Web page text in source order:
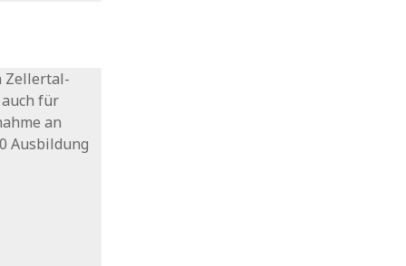
Zellertal-
für
an
Ausbildung